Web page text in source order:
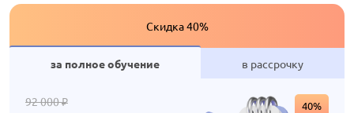
Скидка 40%
за полное обучение в рассрочку
92 000₽ 40%